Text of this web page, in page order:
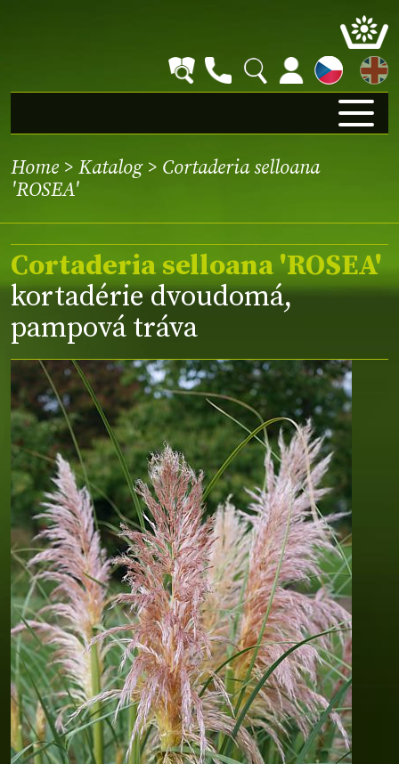
EN
Home > Katalog> Cortaderia selloana
'ROSEA'
Cortaderia selloana 'ROSEA'
kortadérie dvoudomá,
pampová tráva